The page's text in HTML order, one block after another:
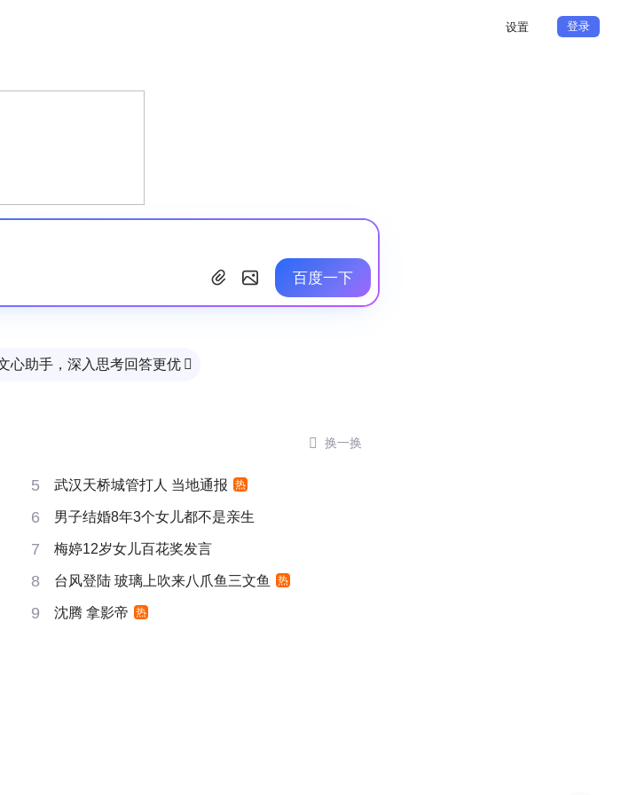
设置 登录
百度一下
心助手，深入思考回答更优 
 换一换
5 武汉天桥城管打人 当地通报 热
6 男子结婚8年3个女儿都不是亲生
7 梅婷12岁女儿百花奖发言
8 台风登陆 玻璃上吹来八爪鱼三文鱼 热
9 沈腾 拿影帝 热